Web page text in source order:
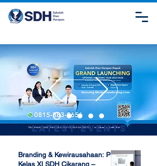
Latest Events
Branding & Kewirausahaan: P5
Kelas XI SDH Cikarang –